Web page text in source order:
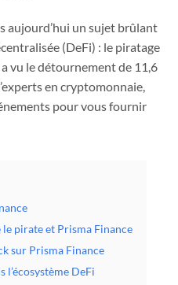
aujourd’hui un sujet brûlant
(DeFi) : le piratage
vu le détournement de 11,6
en cryptomonnaie,
pour vous fournir
pirate et Prisma Finance
sur Prisma Finance
l’écosystème DeFi